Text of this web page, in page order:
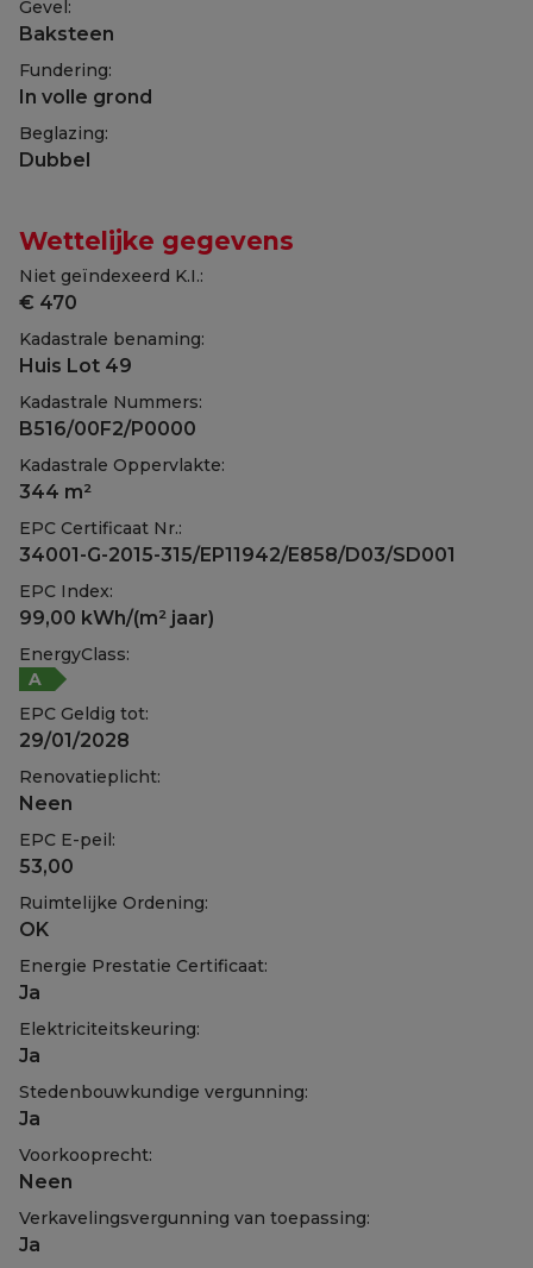
Gevel:
Baksteen
Fundering:
In volle grond
Beglazing:
Dubbel
Wettelijke gegevens
Niet geïndexeerd K.I.:
€ 470
Kadastrale benaming:
Huis Lot 49
Kadastrale Nummers:
B516/00F2/P0000
Kadastrale Oppervlakte:
344 m²
EPC Certificaat Nr.:
34001-G-2015-315/EP11942/E858/D03/SD001
EPC Index:
99,00 kWh/(m² jaar)
EnergyClass:
A
EPC Geldig tot:
29/01/2028
Renovatieplicht:
Neen
EPC E-peil:
53,00
Ruimtelijke Ordening:
OK
Energie Prestatie Certificaat:
Ja
Elektriciteitskeuring:
Ja
Stedenbouwkundige vergunning:
Ja
Voorkooprecht:
Neen
Verkavelingsvergunning van toepassing:
Ja